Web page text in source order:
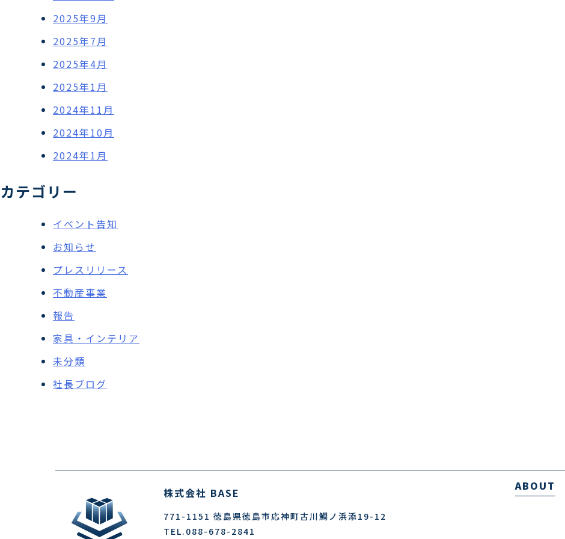
2025年9月
2025年7月
2025年4月
2025年1月
2024年11月
2024年10月
2024年1月
カテゴリー
イベント告知
お知らせ
プレスリリース
不動産事業
報告
家具・インテリア
未分類
社長ブログ
株式会社 BASE
771-1151 徳島県徳島市応神町古川鯛ノ浜添19-12
TEL.088-678-2841
ABOUT